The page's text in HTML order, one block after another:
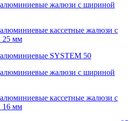
алюминиевые жалюзи с шириной
кассетные жалюзи с
25 мм
алюминиевые SYSTEM 50
алюминиевые жалюзи с шириной
кассетные жалюзи с
16 мм